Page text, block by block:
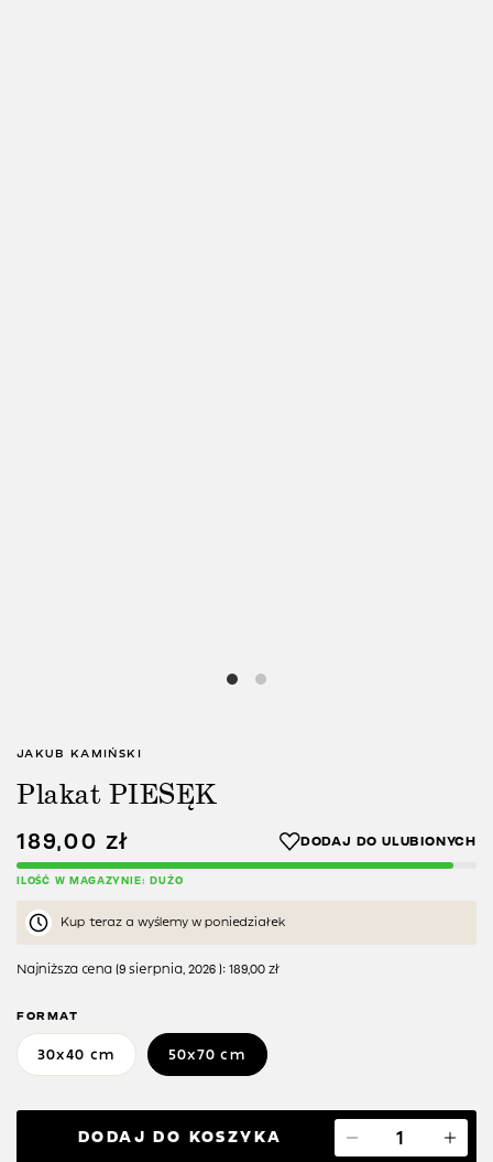
JAKUB KAMIŃSKI
Plakat PIESĘK
189,00 zł
ILOŚĆ W MAGAZYNIE: DUŻO
Kup teraz a wyślemy w poniedziałek
Najniższa cena (9 sierpnia, 2026 ): 189,00 zł
FORMAT
30x40 cm 50x70 cm
DODAJ DO KOSZYKA